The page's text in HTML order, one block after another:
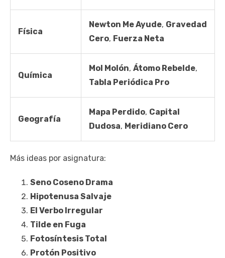
Física
Newton Me Ayude, Gravedad
Cero, Fuerza Neta
Química
Mol Molón, Átomo Rebelde,
Tabla Periódica Pro
Geografía
Mapa Perdido, Capital
Dudosa, Meridiano Cero
Más ideas por asignatura:
Seno Coseno Drama
Hipotenusa Salvaje
El Verbo Irregular
Tilde en Fuga
Fotosíntesis Total
Protón Positivo